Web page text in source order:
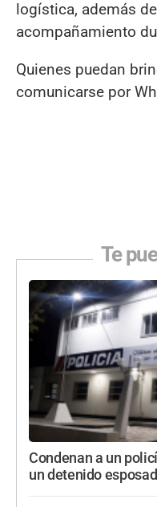
logística, además
acompañamiento
Quienes puedan
comunicarse por
Te
Condenan a un
un detenido